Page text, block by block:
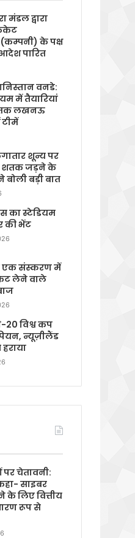
द्वारा
के पक्ष
पारित
वनडे:
में तैयारियां
तक लखनऊ
टीमें
शून्य पर
शतक जड़ने के
बोली बड़ी बात
का स्टेडियम
की भेंट
एक संस्करण में
लेने वाले
20 विश्व कप
न्यूज़ीलैंड
पर चेतावनी:
साइबर
लिए वित्तीय
रूप से